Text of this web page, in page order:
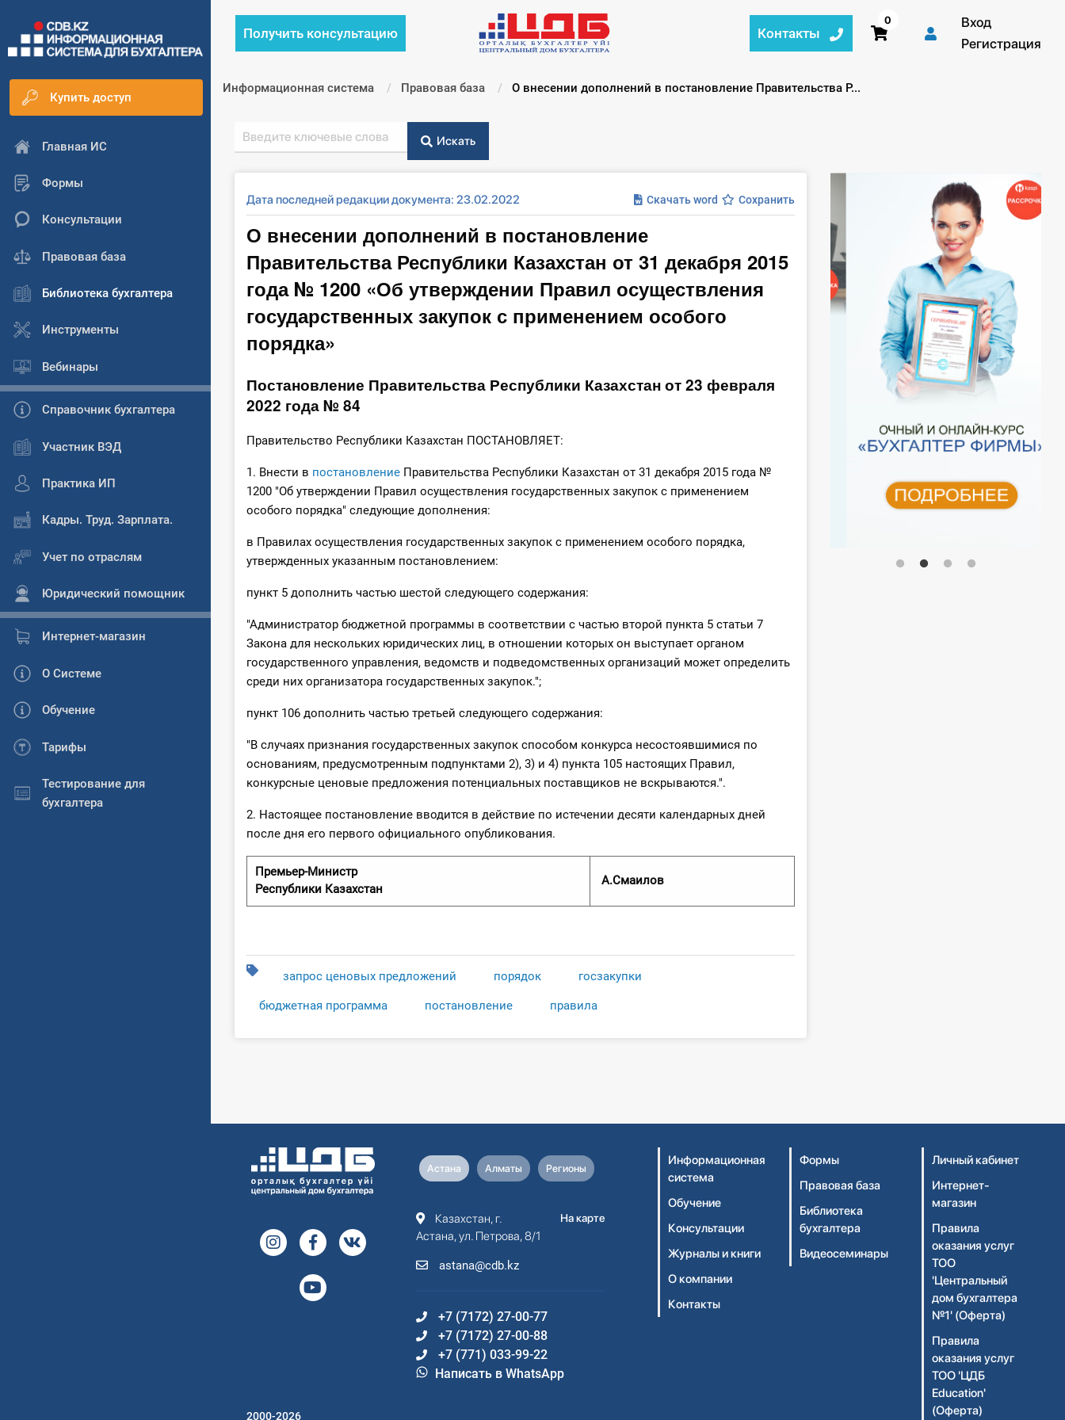
Купить доступ
Главная ИС
Формы
Консультации
Правовая база
Библиотека бухгалтера
Инструменты
Вебинары
Справочник бухгалтера
Участник ВЭД
Практика ИП
Кадры. Труд. Зарплата.
Учет по отраслям
Юридический помощник
Интернет-магазин
О Системе
Обучение
Тарифы
Тестирование для
бухгалтера
Получить консультацию Контакты
0
Вход
Регистрация
Информационная система Правовая база Текущий:
О внесении дополнений в постановление Правительства Р...
Искать
Дата последней редакции документа: 23.02.2022 Скачать word Сохранить
О внесении дополнений в постановление
Правительства Республики Казахстан от 31 декабря 2015
года № 1200 «Об утверждении Правил осуществления
государственных закупок с применением особого
порядка»
Постановление Правительства Республики Казахстан от 23 февраля
2022 года № 84
Правительство Республики Казахстан ПОСТАНОВЛЯЕТ:
1. Внести в постановление Правительства Республики Казахстан от 31 декабря 2015 года №
1200 "Об утверждении Правил осуществления государственных закупок с применением
особого порядка" следующие дополнения:
в Правилах осуществления государственных закупок с применением особого порядка,
утвержденных указанным постановлением:
пункт 5 дополнить частью шестой следующего содержания:
"Администратор бюджетной программы в соответствии с частью второй пункта 5 статьи 7
Закона для нескольких юридических лиц, в отношении которых он выступает органом
государственного управления, ведомств и подведомственных организаций может определить
среди них организатора государственных закупок.";
пункт 106 дополнить частью третьей следующего содержания:
"В случаях признания государственных закупок способом конкурса несостоявшимися по
основаниям, предусмотренным подпунктами 2), 3) и 4) пункта 105 настоящих Правил,
конкурсные ценовые предложения потенциальных поставщиков не вскрываются.".
2. Настоящее постановление вводится в действие по истечении десяти календарных дней
после дня его первого официального опубликования.
Премьер-Министр
Республики Казахстан
А.Смаилов
запрос ценовых предложений порядок госзакупки
бюджетная программа постановление правила
2000-2026
Астана Алматы Регионы
Казахстан, г.
Астана, ул. Петрова, 8/1
astana@cdb.kz
На карте
+7 (7172) 27-00-77
+7 (7172) 27-00-88
+7 (771) 033-99-22
Написать в WhatsApp
Информационная
система
Обучение
Консультации
Журналы и книги
О компании
Контакты
Формы
Правовая база
Библиотека
бухгалтера
Видеосеминары
Личный кабинет
Интернет-
магазин
Правила
оказания услуг
ТОО
'Центральный
дом бухгалтера
№1' (Оферта)
Правила
оказания услуг
ТОО 'ЦДБ
Education'
(Оферта)